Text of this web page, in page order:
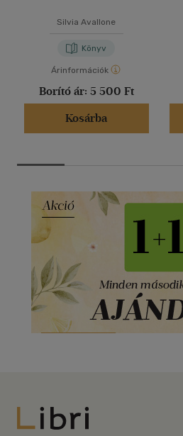
Silvia Avallone
Könyv
Árinformációk
Borító ár: 5 500 Ft
Kosárba
Libri